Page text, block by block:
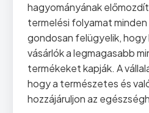
hagyományának
termelési folyamat
gondosan felügyelik,
vásárlók a legmagasabb
termékeket kapják. A
hogy a természetes és
hozzájáruljon az